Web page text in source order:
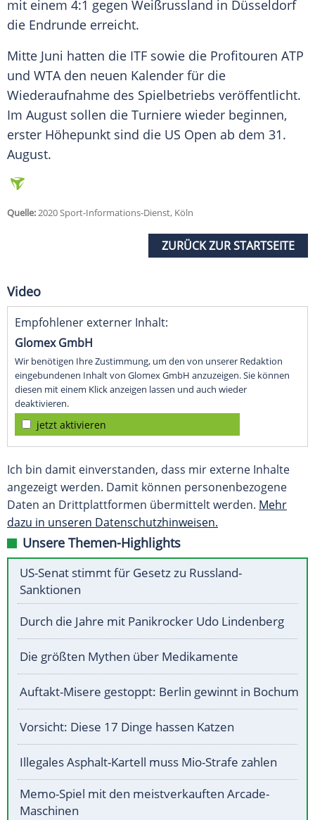
mit einem 4:1 gegen Weißrussland in Düsseldorf
die Endrunde erreicht.
Mitte Juni hatten die ITF sowie die Profitouren ATP
und WTA den neuen Kalender für die
Wiederaufnahme des Spielbetriebs veröffentlicht.
Im August sollen die Turniere wieder beginnen,
erster Höhepunkt sind die US Open ab dem 31.
August.
Quelle:2020 Sport-Informations-Dienst, Köln
ZURÜCK ZUR STARTSEITE
Video
Empfohlener externer Inhalt:
Glomex GmbH
Wir benötigen Ihre Zustimmung, um den von unserer Redaktion
eingebundenen Inhalt von Glomex GmbH anzuzeigen. Sie können
diesen mit einem Klick anzeigen lassen und auch wieder
deaktivieren.
jetzt aktivieren
Ich bin damit einverstanden, dass mir externe Inhalte
angezeigt werden. Damit können personenbezogene
Daten an Drittplattformen übermittelt werden. Mehr
dazu in unseren Datenschutzhinweisen.
Unsere Themen-Highlights
US-Senat stimmt für Gesetz zu Russland-
Sanktionen
Durch die Jahre mit Panikrocker Udo Lindenberg
Die größten Mythen über Medikamente
Auftakt-Misere gestoppt: Berlin gewinnt in Bochum
Vorsicht: Diese 17 Dinge hassen Katzen
Illegales Asphalt-Kartell muss Mio-Strafe zahlen
Memo-Spiel mit den meistverkauften Arcade-
Maschinen